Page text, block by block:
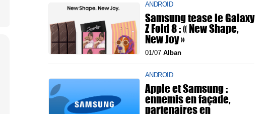
ANDROID
Samsung tease le Galaxy
Z Fold 8 : « New Shape,
New Joy »
01/07 Alban
ANDROID
Apple et Samsung :
ennemis en façade,
partenaires en